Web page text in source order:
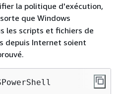
la politique d'exécution,
sorte que Windows
les scripts et fichiers de
depuis Internet soient